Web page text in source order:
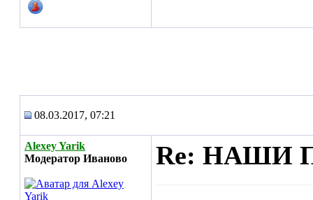
08.03.2017, 07:21
Alexey Yarik
Модератор Иваново
Re: НАШИ